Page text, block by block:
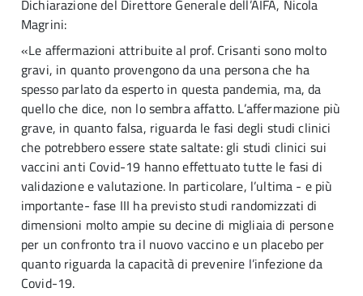
Dichiarazione del Direttore Generale dell’AIFA, Nicola
Magrini:
«Le affermazioni attribuite al prof. Crisanti sono molto
gravi, in quanto provengono da una persona che ha
spesso parlato da esperto in questa pandemia, ma, da
quello che dice, non lo sembra affatto. L’affermazione più
grave, in quanto falsa, riguarda le fasi degli studi clinici
che potrebbero essere state saltate: gli studi clinici sui
vaccini anti Covid-19 hanno effettuato tutte le fasi di
validazione e valutazione. In particolare, l’ultima - e più
importante- fase III ha previsto studi randomizzati di
dimensioni molto ampie su decine di migliaia di persone
per un confronto tra il nuovo vaccino e un placebo per
quanto riguarda la capacità di prevenire l’infezione da
Covid-19.